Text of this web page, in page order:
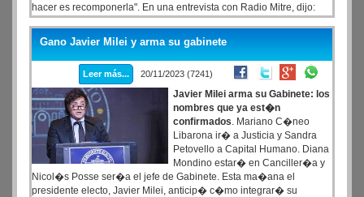
hacer es recomponerla". En una entrevista con Radio Mitre, dijo:
"Desde que (Axel) Kicillof decidi� estatizarla, el deterioro que han
hecho de la empresa en t�rminos de resultados para que valga
menos que cuando se la expropi�".
Gano Javier Milei y arma su gabinete
Leer más... 20/11/2023 (7241)
Javier Milei arma su Gabinete: los
nombres que ya est�n
confirmados. Mariano C�neo
Libarona ir� a Justicia y Sandra
Petovello a Capital Humano. Diana
Mondino estar� en Canciller�a y
Nicol�s Posse ser�a el jefe de Gabinete. Esta ma�ana el
presidente electo, Javier Milei, anticip� c�mo integrar� su